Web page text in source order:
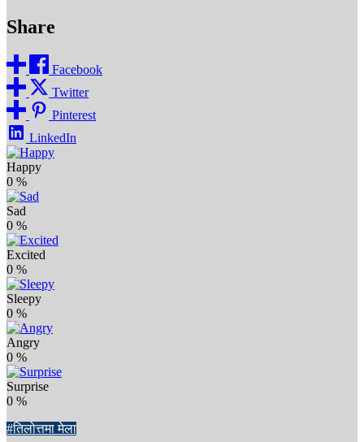
Share
Facebook
Twitter
Pinterest
LinkedIn
Happy
0 %
Sad
0 %
Excited
0 %
Sleepy
0 %
Angry
0 %
Surprise
0 %
#तिलोत्तमा मेला